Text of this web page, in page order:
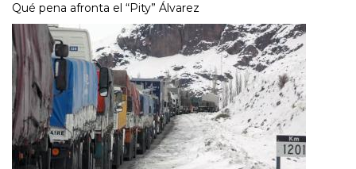
Qué pena afronta el “Pity” Álvarez